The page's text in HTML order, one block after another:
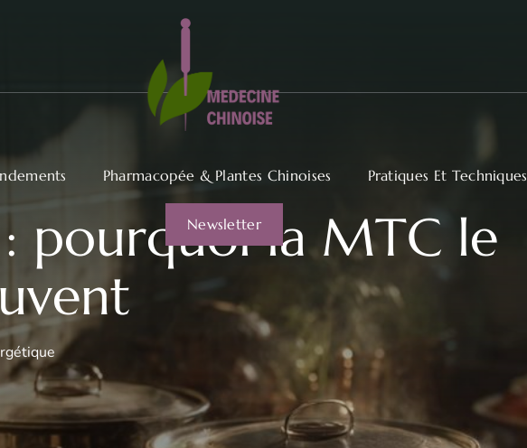
Pharmacopée & Plantes Chinoises Pratiques Et Techniques
Newsletter
pourquoi la MTC le